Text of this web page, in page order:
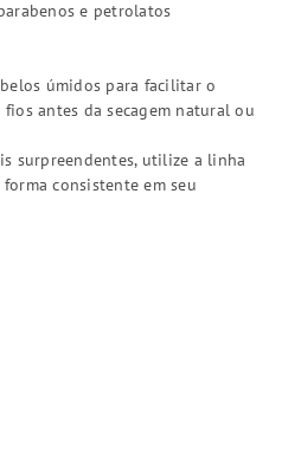
e petrolatos
úmidos para facilitar o
antes da secagem natural ou
surpreendentes, utilize a linha
consistente em seu